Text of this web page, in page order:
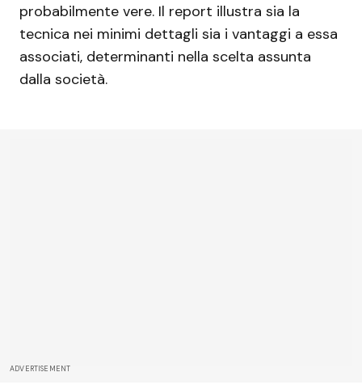
probabilmente vere. Il report illustra sia la
tecnica nei minimi dettagli sia i vantaggi a essa
associati, determinanti nella scelta assunta
dalla società.
ADVERTISEMENT